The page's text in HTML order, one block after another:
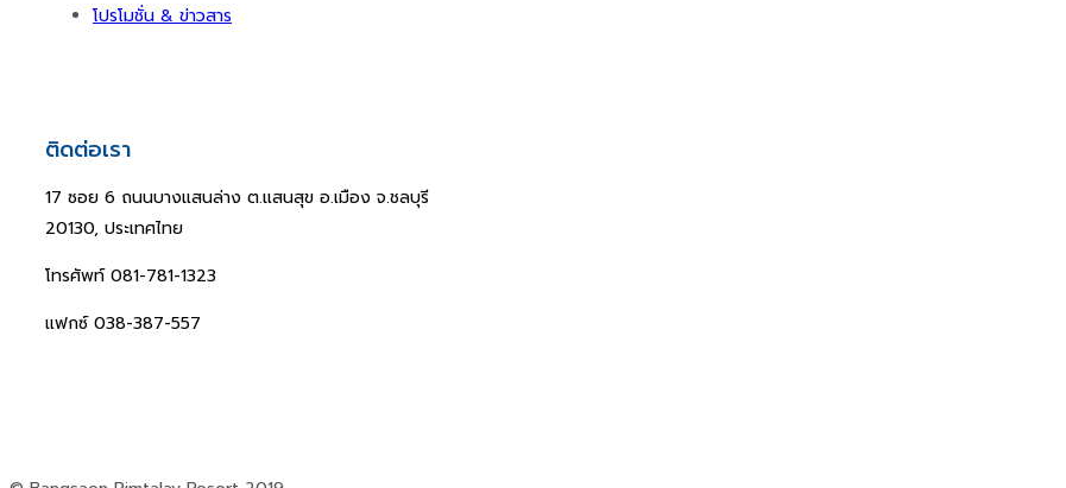
โปรโมชั่น & ข่าวสาร
ติดต่อเรา
17 ซอย 6 ถนนบางแสนล่าง ต.แสนสุข อ.เมือง จ.ชลบุรี
20130, ประเทศไทย
โทรศัพท์ 081-781-1323
แฟกซ์ 038-387-557